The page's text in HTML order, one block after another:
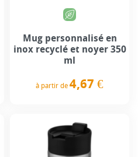
Mug personnalisé en
inox recyclé et noyer 350
ml
à partir de 4,67 €